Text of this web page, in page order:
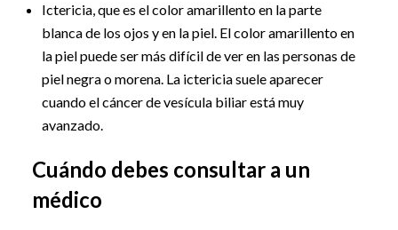
Ictericia, que es el color amarillento en la parte
blanca de los ojos y en la piel. El color amarillento en
la piel puede ser más difícil de ver en las personas de
piel negra o morena. La ictericia suele aparecer
cuando el cáncer de vesícula biliar está muy
avanzado.
Cuándo debes consultar a un
médico